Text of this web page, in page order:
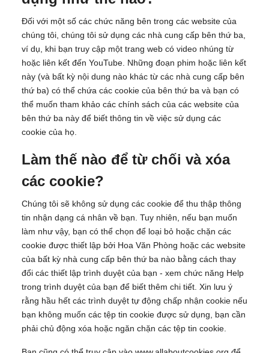
Đối với một số các chức năng bên trong các website của
chúng tôi, chúng tôi sử dụng các nhà cung cấp bên thứ ba,
ví dụ, khi bạn truy cập một trang web có video nhúng từ
hoặc liên kết đến YouTube. Những đoạn phim hoặc liên kết
này (và bất kỳ nội dung nào khác từ các nhà cung cấp bên
thứ ba) có thể chứa các cookie của bên thứ ba và bạn có
thể muốn tham khảo các chính sách của các website của
bên thứ ba này để biết thông tin về việc sử dụng các
cookie của họ.
Làm thế nào để từ chối và xóa
các cookie?
Chúng tôi sẽ không sử dụng các cookie để thu thập thông
tin nhận dạng cá nhân về bạn. Tuy nhiên, nếu bạn muốn
làm như vậy, bạn có thể chọn để loại bỏ hoặc chặn các
cookie được thiết lập bởi Hoa Văn Phòng hoặc các website
của bất kỳ nhà cung cấp bên thứ ba nào bằng cách thay
đổi các thiết lập trình duyệt của bạn - xem chức năng Help
trong trình duyệt của bạn để biết thêm chi tiết. Xin lưu ý
rằng hầu hết các trình duyệt tự động chấp nhận cookie nếu
bạn không muốn các tệp tin cookie được sử dụng, bạn cần
phải chủ động xóa hoặc ngăn chặn các tệp tin cookie.